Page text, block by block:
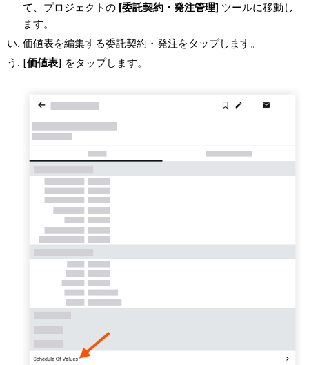
て、プロジェクトの [委託契約・発注管理] ツールに移動し
ます。
価値表を編集する委託契約・発注をタップします。
[価値表] をタップします。